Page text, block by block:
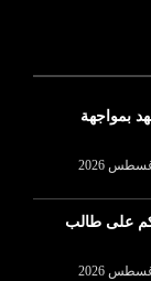
بمواجهة
على طالب